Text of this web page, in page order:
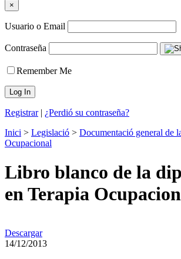
×
Usuario o Email
Contraseña
Remember Me
Registrar| ¿Perdió su contraseña?
Inici > Legislació > Documentació general de
Ocupacional
Libro blanco de la
en Terapia
Descargar
14/12/2013